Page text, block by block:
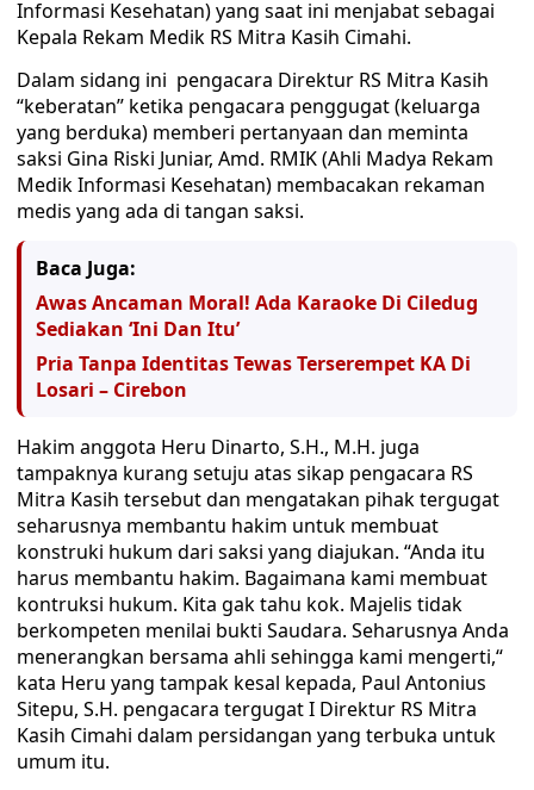
Informasi Kesehatan) yang saat ini menjabat sebagai
Kepala Rekam Medik RS Mitra Kasih Cimahi.
Dalam sidang ini pengacara Direktur RS Mitra Kasih
“keberatan” ketika pengacara penggugat (keluarga
yang berduka) memberi pertanyaan dan meminta
saksi Gina Riski Juniar, Amd. RMIK (Ahli Madya Rekam
Medik Informasi Kesehatan) membacakan rekaman
medis yang ada di tangan saksi.
Baca Juga:
Awas Ancaman Moral! Ada Karaoke Di Ciledug
Sediakan ‘Ini Dan Itu’
Pria Tanpa Identitas Tewas Terserempet KA Di
Losari – Cirebon
Hakim anggota Heru Dinarto, S.H., M.H. juga
tampaknya kurang setuju atas sikap pengacara RS
Mitra Kasih tersebut dan mengatakan pihak tergugat
seharusnya membantu hakim untuk membuat
konstruki hukum dari saksi yang diajukan. “Anda itu
harus membantu hakim. Bagaimana kami membuat
kontruksi hukum. Kita gak tahu kok. Majelis tidak
berkompeten menilai bukti Saudara. Seharusnya Anda
menerangkan bersama ahli sehingga kami mengerti,“
kata Heru yang tampak kesal kepada, Paul Antonius
Sitepu, S.H. pengacara tergugat I Direktur RS Mitra
Kasih Cimahi dalam persidangan yang terbuka untuk
umum itu.